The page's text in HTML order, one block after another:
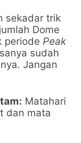
sekadar trik
Dome
periodePeak
sudah
Jangan
Matahari
dan mata